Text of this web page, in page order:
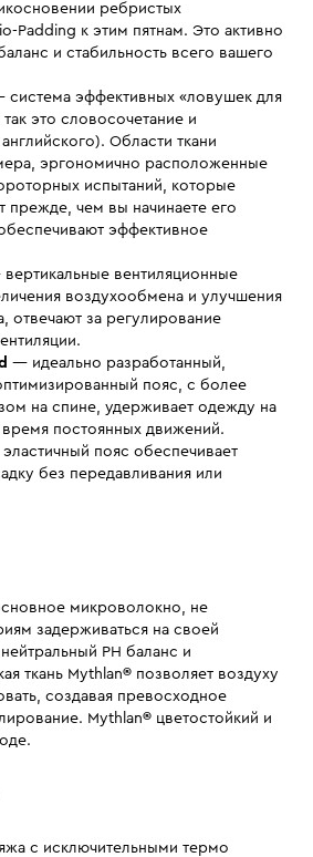
ребристых
Padding к этим пятнам. Это активно
и стабильность всего вашего
система эффективных «ловушек для
это словосочетание и
Области ткани
эргономично расположенные
испытаний, которые
прежде, чем вы начинаете его
эффективное
вентиляционные
воздухообмена и улучшения
отвечают за регулирование
— идеально разработанный,
пояс, с более
на спине, удерживает одежду на
постоянных движений.
пояс обеспечивает
без передавливания или
микроволокно, не
задерживаться на своей
PH баланс и
ткань Mythlan® позволяет воздуху
создавая превосходное
Mythlan® цветостойкий и
с исключительными термо